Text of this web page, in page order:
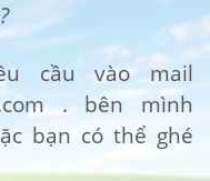
cầu vào mail
. bên mình
bạn có thể ghé